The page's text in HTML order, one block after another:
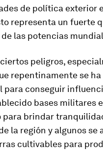
de política exterior
representa un fuerte
las potencias
peligros,
repentinamente se
para conseguir
bases militares
para brindar
la región y algunos
cultivables para